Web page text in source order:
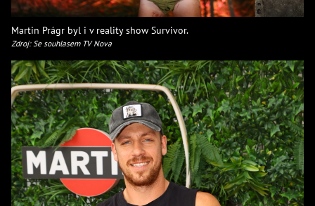
Martin Prágr byl i v reality show Survivor.
Zdroj: Se souhlasem TV Nova